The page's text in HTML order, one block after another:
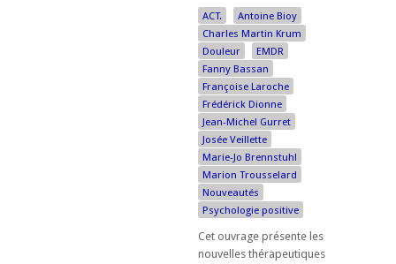
ACT.
Antoine Bioy
Charles Martin Krum
Douleur
EMDR
Fanny Bassan
Françoise Laroche
Frédérick Dionne
Jean-Michel Gurret
Josée Veillette
Marie-Jo Brennstuhl
Marion Trousselard
Nouveautés
Psychologie positive
Cet ouvrage présente les
nouvelles thérapeutiques